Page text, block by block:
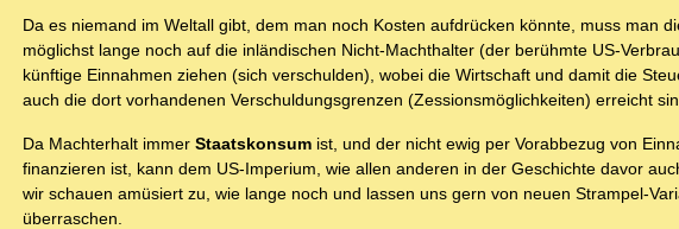
Da es niemand im Weltall gibt, dem man noch Kosten aufdrücken könnte, muss man
möglichst lange noch auf die inländischen Nicht-Machthalter (der berühmte US-
künftige Einnahmen ziehen (sich verschulden), wobei die Wirtschaft und damit die
auch die dort vorhandenen Verschuldungsgrenzen (Zessionsmöglichkeiten) erreicht
Da Machterhalt immer Staatskonsum ist, und der nicht ewig per Vorabbezug von
finanzieren ist, kann dem US-Imperium, wie allen anderen in der Geschichte davor
wir schauen amüsiert zu, wie lange noch und lassen uns gern von neuen Strampel-
überraschen.